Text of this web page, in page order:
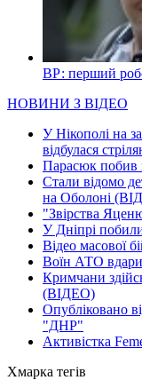
ВР: перший
НОВИНИ З ВІДЕО
У Нікополі на
відбулася
Парасюк побив
Стали відомо
на Оболоні
"Звірства
У Дніпрі
Відео масової
Воїн АТО
Кримчани
(ВІДЕО)
Опубліковано
"ДНР"
Активістка
Хмарка тегів